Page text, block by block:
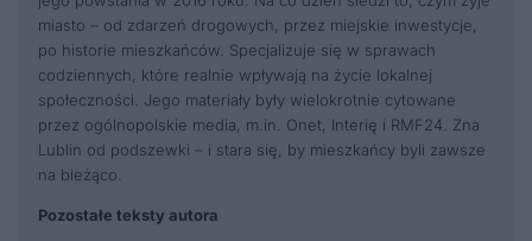
miasto – od zdarzeń drogowych, przez miejskie inwestycje,
po historie mieszkańców. Specjalizuje się w sprawach
codziennych, które realnie wpływają na życie lokalnej
społeczności. Jego materiały były wielokrotnie cytowane
przez ogólnopolskie media, m.in. Onet, Interię i RMF24. Zna
Lublin od podszewki – i stara się, by mieszkańcy byli zawsze
na bieżąco.
Pozostałe teksty autora